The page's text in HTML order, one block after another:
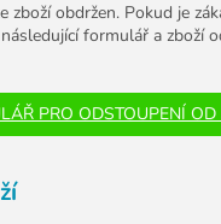
zboží obdržen. Pokud je
formulář a zboží
PRO ODSTOUPENÍ